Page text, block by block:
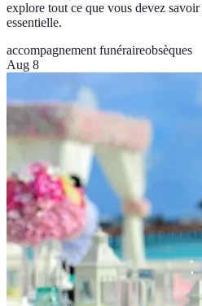
explore tout ce que vous devez
essentielle.
accompagnement funéraireobsèques
Aug 8